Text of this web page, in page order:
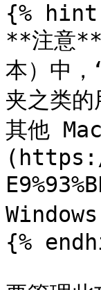
{%
**注意
本）中
夹之类
其他
(https://
Windows
{%